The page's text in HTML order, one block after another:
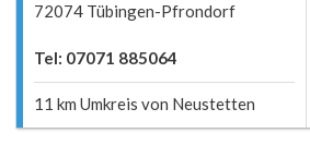
72074 Tübingen-Pfrondorf
Tel: 07071 885064
11 km Umkreis von Neustetten